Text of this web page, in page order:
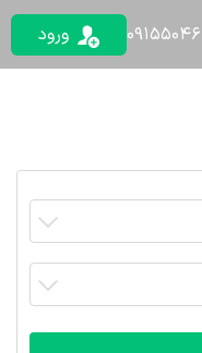
ورود